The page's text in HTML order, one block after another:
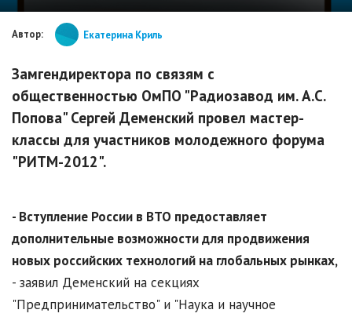
Автор: Екатерина Криль
Замгендиректора по связям с
общественностью ОмПО "Радиозавод им. А.С.
Попова" Сергей Деменский провел мастер-
классы для участников молодежного форума
"РИТМ-2012".
- Вступление России в ВТО предоставляет
дополнительные возможности для продвижения
новых российских технологий на глобальных рынках,
- заявил Деменский на секциях
"Предпринимательство" и "Наука и научное